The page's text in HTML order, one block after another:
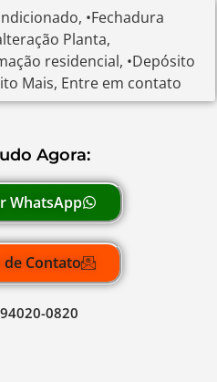
•Fechadura
Planta,
residencial, •Depósito
Mais, Entre em contato
Agora:
WhatsApp
Contato
0820